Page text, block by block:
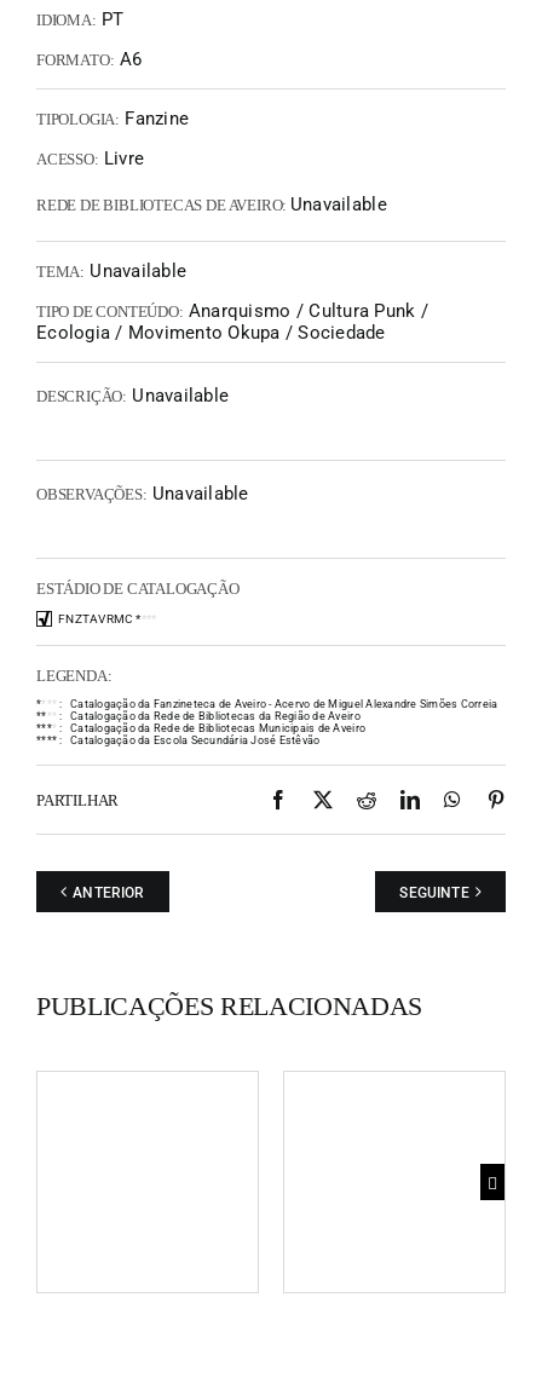
IDIOMA: PT
FORMATO: A6
TIPOLOGIA: Fanzine
ACESSO: Livre
REDE DE BIBLIOTECAS DE AVEIRO: Unavailable
TEMA: Unavailable
TIPO DE CONTEÚDO: Anarquismo / Cultura Punk /
Ecologia / Movimento Okupa / Sociedade
DESCRIÇÃO: Unavailable
OBSERVAÇÕES: Unavailable
ESTÁDIO DE CATALOGAÇÃO
FNZTAVRMC ****
LEGENDA:
** * * :
Catalogação da Fanzineteca de Aveiro - Acervo de Miguel Alexandre Simões Correia
** * * :
Catalogação da Rede de Bibliotecas da Região de Aveiro
**** :
Catalogação da Rede de Bibliotecas Municipais de Aveiro
**** : Catalogação da Escola Secundária José Estêvão
PARTILHAR Facebook
X RedditLinkedIn
ANTERIOR SEGUINTE
PUBLICAÇÕES RELACIONADAS